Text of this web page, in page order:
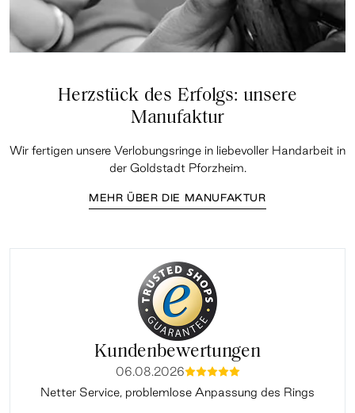
Herzstück des Erfolgs: unsere
Manufaktur
Wir fertigen unsere Verlobungsringe in liebevoller Handarbeit in
der Goldstadt Pforzheim.
MEHR ÜBER DIE MANUFAKTUR
Kundenbewertungen
06.08.2026mmmmm
Netter Service, problemlose Anpassung des Rings